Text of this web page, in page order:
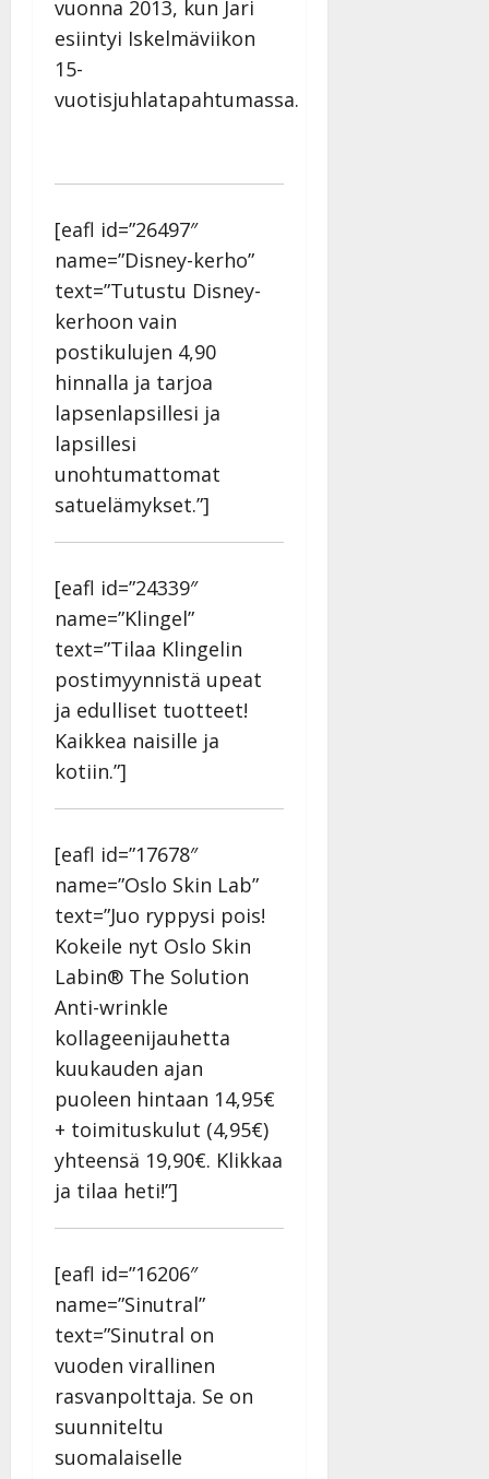
vuonna 2013, kun Jari
esiintyi Iskelmäviikon
15-
vuotisjuhlatapahtumassa.
[eafl id=”26497″
name=”Disney-kerho”
text=”Tutustu Disney-
kerhoon vain
postikulujen 4,90
hinnalla ja tarjoa
lapsenlapsillesi ja
lapsillesi
unohtumattomat
satuelämykset.”]
[eafl id=”24339″
name=”Klingel”
text=”Tilaa Klingelin
postimyynnistä upeat
ja edulliset tuotteet!
Kaikkea naisille ja
kotiin.”]
[eafl id=”17678″
name=”Oslo Skin Lab”
text=”Juo ryppysi pois!
Kokeile nyt Oslo Skin
Labin® The Solution
Anti-wrinkle
kollageenijauhetta
kuukauden ajan
puoleen hintaan 14,95€
+ toimituskulut (4,95€)
yhteensä 19,90€. Klikkaa
ja tilaa heti!”]
[eafl id=”16206″
name=”Sinutral”
text=”Sinutral on
vuoden virallinen
rasvanpolttaja. Se on
suunniteltu
suomalaiselle